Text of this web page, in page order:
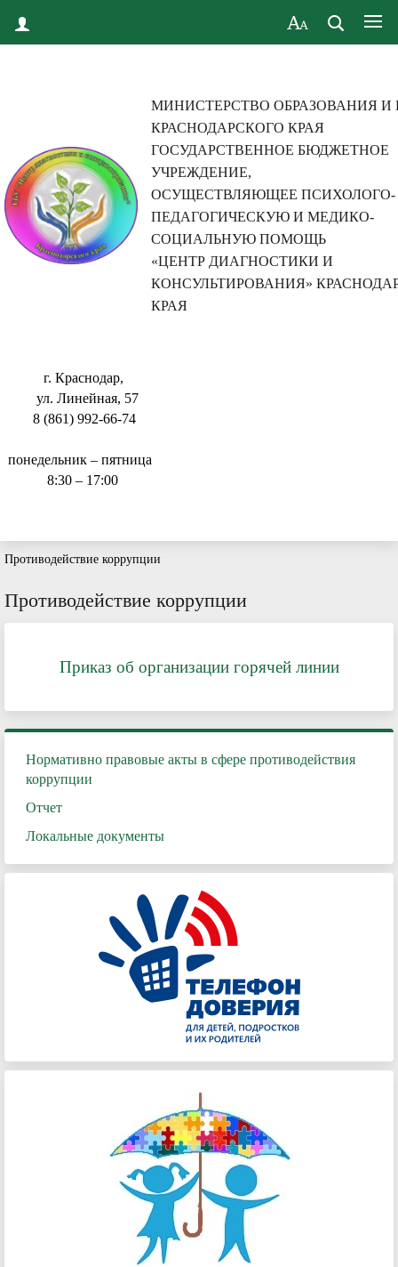
МИНИСТЕРСТВО ОБРАЗОВАНИЯ И
КРАСНОДАРСКОГО КРАЯ
ГОСУДАРСТВЕННОЕ БЮДЖЕТНОЕ
УЧРЕЖДЕНИЕ,
ОСУЩЕСТВЛЯЮЩЕЕ ПСИХОЛОГО-
ПЕДАГОГИЧЕСКУЮ И МЕДИКО-
СОЦИАЛЬНУЮ ПОМОЩЬ
«ЦЕНТР ДИАГНОСТИКИ И
КОНСУЛЬТИРОВАНИЯ»
КРАЯ
г. Краснодар,
ул. Линейная, 57
8 (861) 992-66-74
понедельник – пятница
8:30 – 17:00
Противодействие коррупции
Противодействие коррупции
Приказ об организации горячей линии
Нормативно правовые акты в сфере противодействия
коррупции
Отчет
Локальные документы